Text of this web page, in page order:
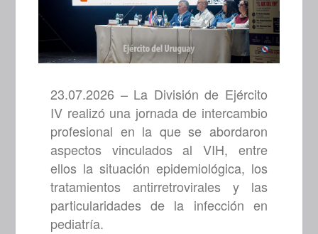
23.07.2026 – La División de Ejército
IV realizó una jornada de intercambio
profesional en la que se abordaron
aspectos vinculados al VIH, entre
ellos la situación epidemiológica, los
tratamientos antirretrovirales y las
particularidades de la infección en
pediatría.